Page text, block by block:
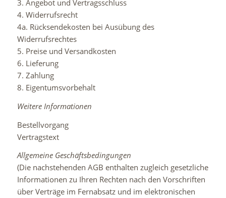
3. Angebot und Vertragsschluss
4. Widerrufsrecht
4a. Rücksendekosten bei Ausübung des
Widerrufsrechtes
5. Preise und Versandkosten
6. Lieferung
7. Zahlung
8. Eigentumsvorbehalt
Weitere Informationen
Bestellvorgang
Vertragstext
Allgemeine Geschäftsbedingungen
(Die nachstehenden AGB enthalten zugleich gesetzliche
Informationen zu Ihren Rechten nach den Vorschriften
über Verträge im Fernabsatz und im elektronischen